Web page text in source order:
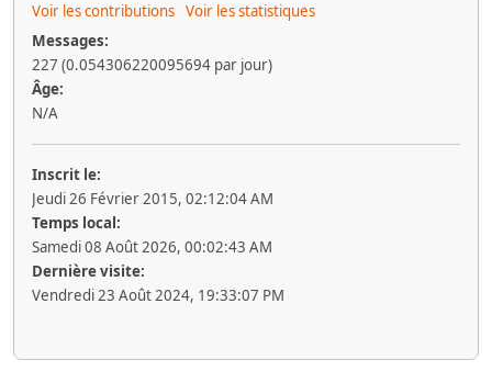
Voir les contributions Voir les statistiques
Messages:
227 (0.054306220095694 par jour)
Âge:
N/A
Inscrit le:
Jeudi 26 Février 2015, 02:12:04 AM
Temps local:
Samedi 08 Août 2026, 00:02:43 AM
Dernière visite:
Vendredi 23 Août 2024, 19:33:07 PM